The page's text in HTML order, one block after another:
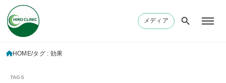
メディア
HOME タグ : 効果